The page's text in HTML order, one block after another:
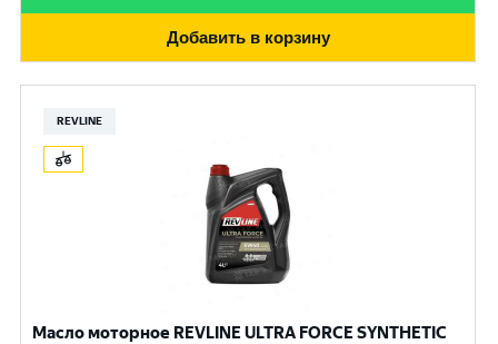
Добавить в корзину
REVLINE
Масло моторное REVLINE ULTRA FORCE SYNTHETIC